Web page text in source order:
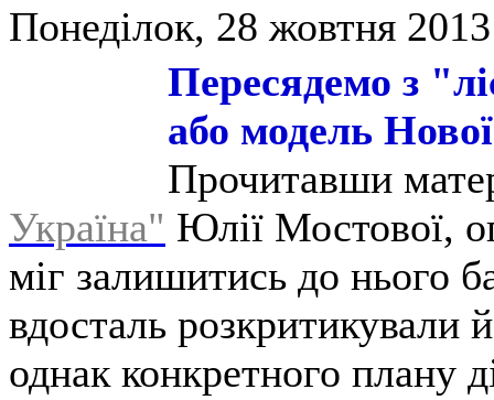
Понеділок, 28 жовтня
Пересядемо з
або модель
Прочитавши
Україна" Юлії Мостової,
міг залишитись до нього
вдосталь розкритикували
однак конкретного плану